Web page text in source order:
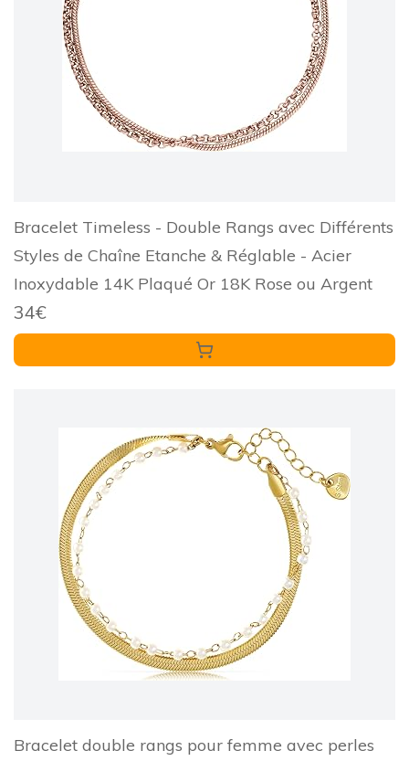
Bracelet Timeless - Double Rangs avec Différents
Styles de Chaîne Etanche & Réglable - Acier
Inoxydable 14K Plaqué Or 18K Rose ou Argent
34€
Bracelet double rangs pour femme avec perles